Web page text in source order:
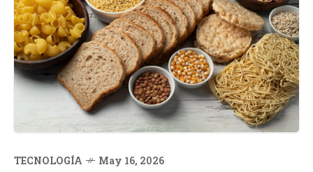
TECNOLOGÍA May 16, 2026